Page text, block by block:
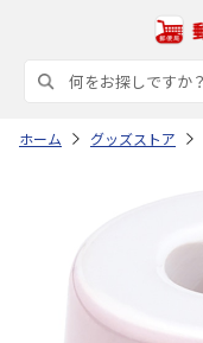
ホーム グッズストア